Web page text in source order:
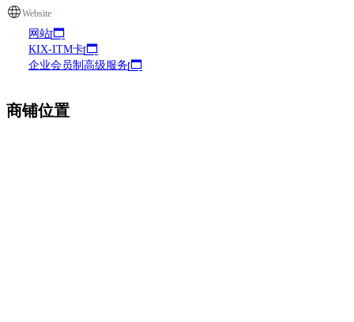
Website
网站
KIX-ITM卡
企业会员制高级服务
商铺位置